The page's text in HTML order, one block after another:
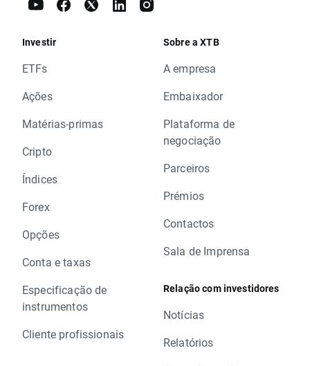
Investir
ETFs
Ações
Matérias-primas
Cripto
Índices
Forex
Opções
Conta e taxas
Especificação de
instrumentos
Cliente profissionais
Sobre a XTB
A empresa
Embaixador
Plataforma de
negociação
Parceiros
Prémios
Contactos
Sala de Imprensa
Relação com investidores
Notícias
Relatórios